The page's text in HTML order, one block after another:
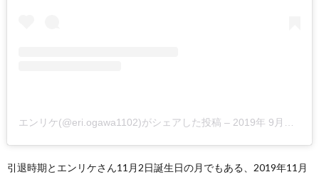
エンリケ(@eri.ogawa1102)がシェアした投稿 – 2019年 9月月3日午後10時42分PDT
引退時期とエンリケさん11月2日誕生日の月でもある、2019年11月